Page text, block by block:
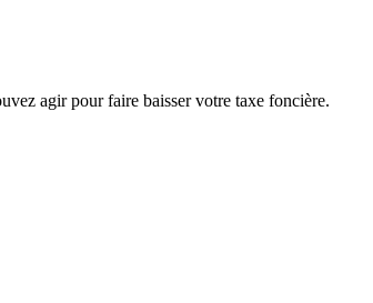
agir pour faire baisser votre taxe foncière.